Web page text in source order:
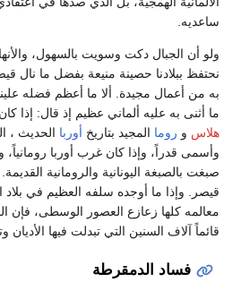
ساعديه.
ولو أن الجبال دكت وسويت بالسهول،
نحتفظ ببلادنا حصينة منيعة بفضل ما نال
به من أعمال مجيدة. ألا ما أعظم فضله
ما أثنى به عليه ألماني عظيم إذ قال:
هلاس و روما المجيد بتاريخ أوربا الحديث ،
وأسمى قدراً، وإذا كان غرب أوربا رومانياً،
صبغت بالصبغة اليونانية والرومانية
قيصر. وإذا ما أوجده سلفه العظيم في
معالمه كلها زعازع العصور الوسطى،
قائماً آلاف السنين التي تبدلت فيها الأديان
فساد الدمقرطة